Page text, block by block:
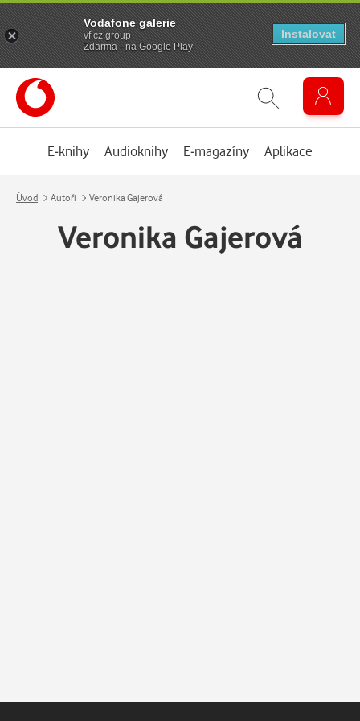
E-knihy Audioknihy E-magazíny Aplikace
Úvod Autoři Veronika Gajerová
Veronika Gajerová
Vodafone galerie
vf.cz.group
Zdarma - na Google Play
Instalovat